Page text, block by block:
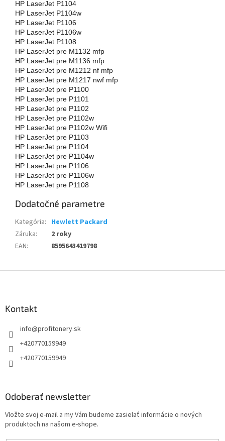
HP LaserJet P1104
HP LaserJet P1104w
HP LaserJet P1106
HP LaserJet P1106w
HP LaserJet P1108
HP LaserJet pre M1132 mfp
HP LaserJet pre M1136 mfp
HP LaserJet pre M1212 nf mfp
HP LaserJet pre M1217 nwf mfp
HP LaserJet pre P1100
HP LaserJet pre P1101
HP LaserJet pre P1102
HP LaserJet pre P1102w
HP LaserJet pre P1102w Wifi
HP LaserJet pre P1103
HP LaserJet pre P1104
HP LaserJet pre P1104w
HP LaserJet pre P1106
HP LaserJet pre P1106w
HP LaserJet pre P1108
Dodatočné parametre
Kategória: Hewlett Packard
Záruka:
2 roky
EAN: 8595643419798
Kontakt
info@profitonery.sk
+420770159949
+420770159949
Odoberať newsletter
Vložte svoj e-mail a my Vám budeme zasielať informácie o nových
produktoch na našom e-shope.